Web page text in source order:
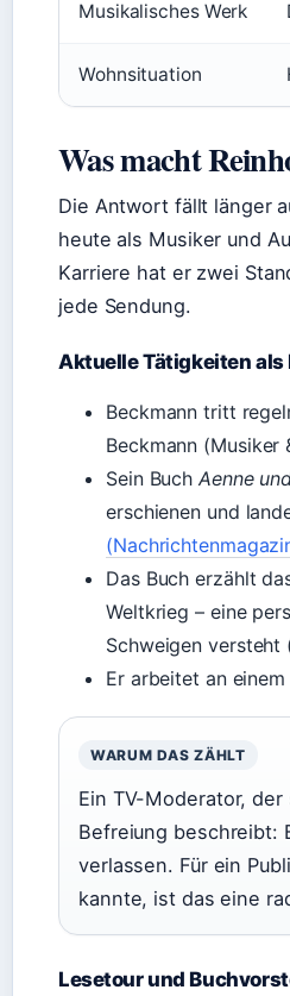
Musikalisches Werk
Wohnsituation
Was macht
Die Antwort fällt länger
heute als Musiker und
Karriere hat er zwei
jede Sendung.
Aktuelle Tätigkeiten
Beckmann tritt
Beckmann (Musiker
Sein Buch Aenne
erschienen und
Das Buch erzählt
Weltkrieg – eine
Schweigen versteht
Er arbeitet an
WARUM DAS ZÄHLT
Ein TV-Moderator,
Befreiung beschreibt:
verlassen. Für ein
kannte, ist das eine
Lesetour und